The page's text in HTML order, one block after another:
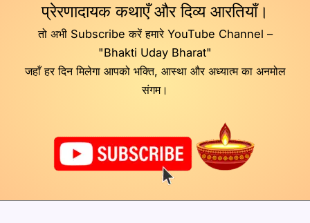
प्रेरणादायक कथाएँ और दिव्य आरतियाँ।
तो अभी Subscribe करें हमारे YouTube Channel –
"Bhakti Uday Bharat"
जहाँ हर दिन मिलेगा आपको भक्ति, आस्था और अध्यात्म का अनमोल
संगम।